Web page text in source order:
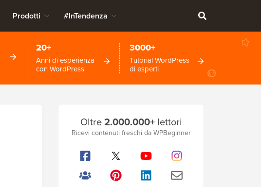
Prodotti #InTendenza
20+
Anni di esperienza
con WordPress
3000+
Tutorial WordPress
di esperti
laterale
principale
Oltre2.000.000+lettori
Ricevi contenuti freschi da WPBeginner